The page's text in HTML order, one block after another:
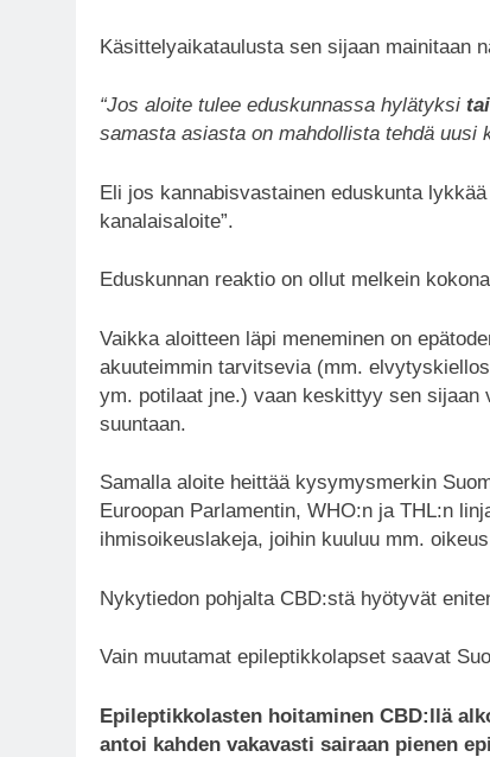
Käsittelyaikataulusta sen sijaan mainitaan
“Jos aloite tulee eduskunnassa hylätyksi
samasta asiasta on mahdollista tehdä uusi
Eli jos kannabisvastainen eduskunta
kanalaisaloite”.
Eduskunnan reaktio on ollut melkein
Vaikka aloitteen läpi meneminen on
akuuteimmin tarvitsevia (mm.
ym. potilaat jne.) vaan keskittyy sen
suuntaan.
Samalla aloite heittää kysymysmerkin
Euroopan Parlamentin, WHO:n ja THL:n
ihmisoikeuslakeja, joihin kuuluu mm.
Nykytiedon pohjalta CBD:stä hyötyvät
Vain muutamat epileptikkolapset saavat
Epileptikkolasten hoitaminen CBD:llä
antoi kahden vakavasti sairaan pienen